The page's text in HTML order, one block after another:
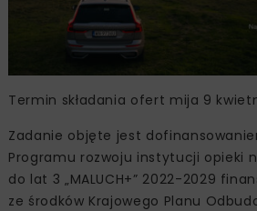
Termin składania ofert mija 9
Zadanie objęte jest
Programu rozwoju instytucji opieki
do lat 3 „MALUCH+” 2022-2029
ze środków Krajowego Planu